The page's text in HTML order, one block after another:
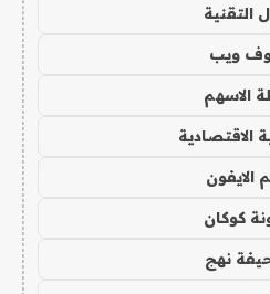
التقنية
ويب
الاسهم
الاقتصادية
الايفون
كوكان
نهج